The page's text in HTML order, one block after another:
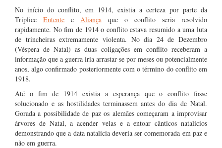
No início do conflito, em 1914, existia a certeza por parte da
Tríplice Entente e Aliança que o conflito seria resolvido
rapidamente. No fim de 1914 o conflito estava resumido a uma luta
de trincheiras extremamente violenta. No dia 24 de Dezembro
(Véspera de Natal) as duas coligações em conflito receberam a
informação que a guerra iria arrastar-se por meses ou potencialmente
anos, algo confirmado posteriormente com o término do conflito em
1918.
Até o fim de 1914 existia a esperança que o conflito fosse
solucionado e as hostilidades terminassem antes do dia de Natal.
Gorada a possibilidade de paz os alemães começaram a improvisar
árvores de Natal, a acender velas e a entoar cânticos natalícios
demonstrando que a data natalícia deveria ser comemorada em paz e
não em guerra.